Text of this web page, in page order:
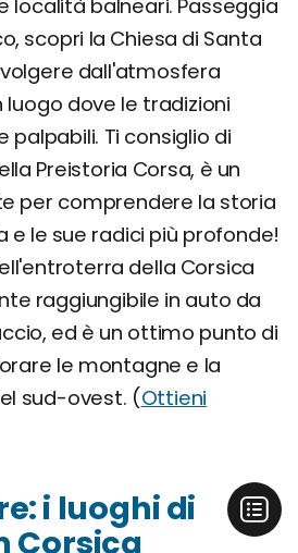
località balneari. Passeggia
scopri la Chiesa di Santa
dall'atmosfera
luogo dove le tradizioni
palpabili. Ti consiglio di
Preistoria Corsa, è un
per comprendere la storia
e le sue radici più profonde!
della Corsica
raggiungibile in auto da
ed è un ottimo punto di
le montagne e la
sud-ovest. (Ottieni
i luoghi di
Corsica